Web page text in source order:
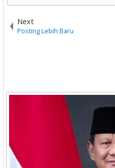
Next
Posting Lebih Baru